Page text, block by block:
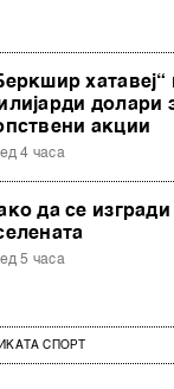
долари
акции
4 часа
да се
5 часа
СПОРТ